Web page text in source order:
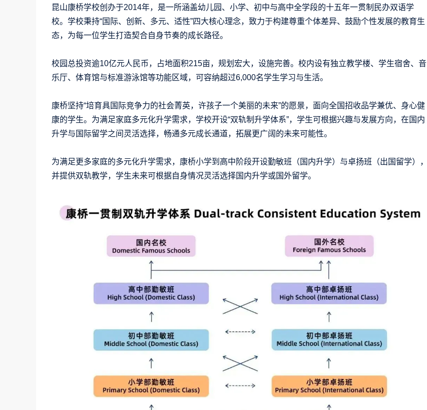
昆山康桥学校创办于2014年，是一所涵盖幼儿园、小学、初中与高中全学段的十五年一贯制民办双语学
校。学校秉持“国际、创新、多元、适性”四大核心理念，致力于构建尊重个体差异、鼓励个性发展的教育生
态，为每一位学生打造契合自身节奏的成长路径。
校园总投资逾10亿元人民币，占地面积215亩，规划宏大，设施完善。校内设有独立教学楼、学生宿舍、音
乐厅、体育馆与标准游泳馆等功能区域，可容纳超过6,000名学生学习与生活。
康桥坚持“培育具国际竞争力的社会菁英，许孩子一个美丽的未来”的愿景，面向全国招收品学兼优、身心健
康的学生。为满足家庭多元化升学需求，学校开设“双轨制升学体系”，学生可根据兴趣与发展方向，在国内
升学与国际留学之间灵活选择，畅通多元成长通道，拓展更广阔的未来可能性。
为满足更多家庭的多元化升学需求，康桥小学到高中阶段开设勤敏班（国内升学）与卓扬班（出国留学），
并提供双轨教学，学生未来可根据自身情况灵活选择国内升学或国外留学。